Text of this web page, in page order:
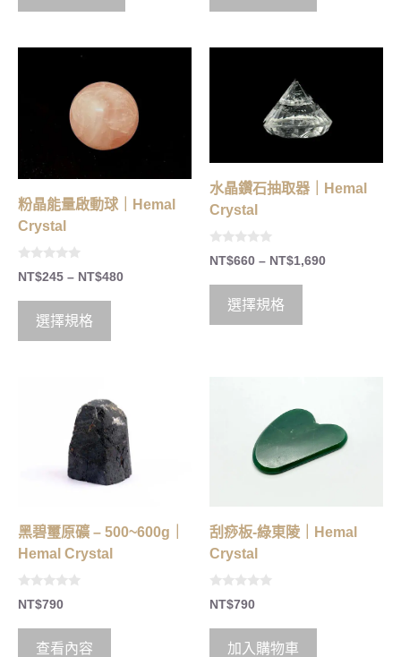
5
5
粉晶能量啟動球｜Hemal
Crystal
0
o
t
5
NT$245 – NT$480
選擇規格
水晶鑽石抽取器｜Hemal
Crystal
0
o
t
5
NT$660 – NT$1,690
選擇規格
黑碧璽原礦 – 500~600g｜
Hemal Crystal
0
o
t
NT$790
查看內容
刮痧板-綠東陵｜Hemal
Crystal
0
o
t
NT$790
加入購物車